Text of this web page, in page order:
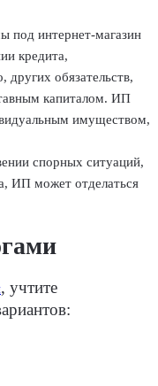
под интернет-магазин
кредита,
обязательств,
капиталом. ИП
имуществом,
спорных ситуаций,
ИП может отделаться
, учтите